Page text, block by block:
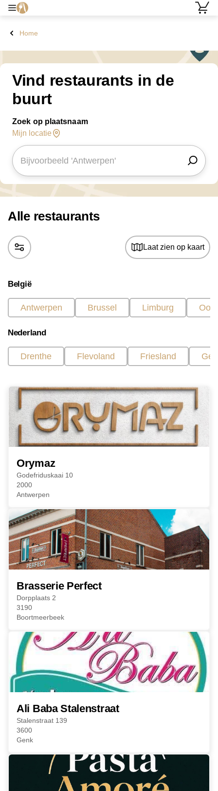
Home
Vind restaurants in de
buurt
Zoek op plaatsnaam
Mijn locatie
Alle restaurants
Laat zien op kaart
België
Antwerpen Brussel Limburg
Nederland
Drenthe Flevoland Friesland
Orymaz
Godefriduskaai 10
2000
Antwerpen
Brasserie Perfect
Dorpplaats 2
3190
Boortmeerbeek
Ali Baba Stalenstraat
Stalenstraat 139
3600
Genk